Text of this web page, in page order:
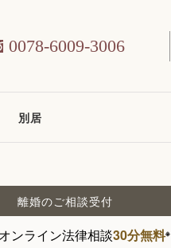
0078-6009-3006
別居
離婚のご相談受付
ンライン法律相談30分無料※